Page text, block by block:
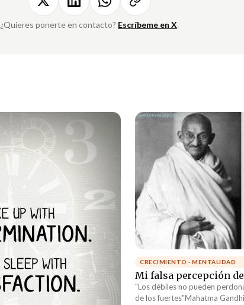
¿Quieres ponerte en contacto? Escríbeme en X.
CRECIMIENTO · MENTALIDAD
Mi falsa percepción
"Los débiles no pueden
de los fuertes"Mahatma